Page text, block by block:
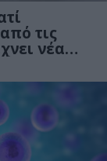
τις
νέα